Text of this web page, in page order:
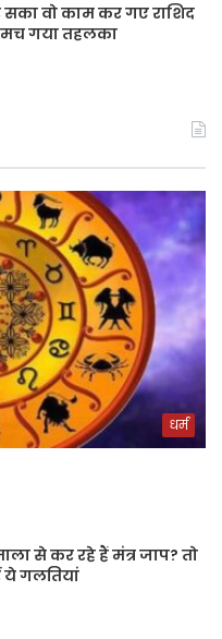
सका वो काम कर गए राशिद
मच गया तहलका
धर्म
से कर रहे हैं मंत्र जाप? तो
गलतियां